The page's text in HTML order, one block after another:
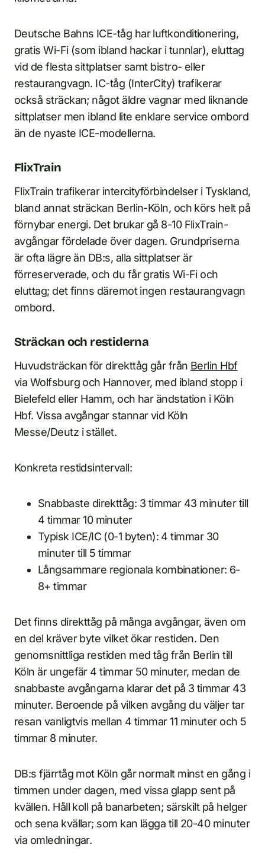
Deutsche Bahns ICE-tåg har luftkonditionering,
gratis Wi-Fi (som ibland hackar i tunnlar), eluttag
vid de flesta sittplatser samt bistro- eller
restaurangvagn. IC-tåg (InterCity) trafikerar
också sträckan; något äldre vagnar med liknande
sittplatser men ibland lite enklare service ombord
än de nyaste ICE-modellerna.
FlixTrain
FlixTrain trafikerar intercityförbindelser i Tyskland,
bland annat sträckan Berlin-Köln, och körs helt på
förnybar energi. Det brukar gå 8-10 FlixTrain-
avgångar fördelade över dagen. Grundpriserna
är ofta lägre än DB:s, alla sittplatser är
förreserverade, och du får gratis Wi-Fi och
eluttag; det finns däremot ingen restaurangvagn
ombord.
Sträckan och restiderna
Huvudsträckan för direkttåg går från Berlin Hbf
via Wolfsburg och Hannover, med ibland stopp i
Bielefeld eller Hamm, och har ändstation i Köln
Hbf. Vissa avgångar stannar vid Köln
Messe/Deutz i stället.
Konkreta restidsintervall:
Snabbaste direkttåg: 3 timmar 43 minuter till
4 timmar 10 minuter
Typisk ICE/IC (0-1 byten): 4 timmar 30
minuter till 5 timmar
Långsammare regionala kombinationer: 6-
8+ timmar
Det finns direkttåg på många avgångar, även om
en del kräver byte vilket ökar restiden. Den
genomsnittliga restiden med tåg från Berlin till
Köln är ungefär 4 timmar 50 minuter, medan de
snabbaste avgångarna klarar det på 3 timmar 43
minuter. Beroende på vilken avgång du väljer tar
resan vanligtvis mellan 4 timmar 11 minuter och 5
timmar 8 minuter.
DB:s fjärrtåg mot Köln går normalt minst en gång i
timmen under dagen, med vissa glapp sent på
kvällen. Håll koll på banarbeten; särskilt på helger
och sena kvällar; som kan lägga till 20-40 minuter
via omledningar.